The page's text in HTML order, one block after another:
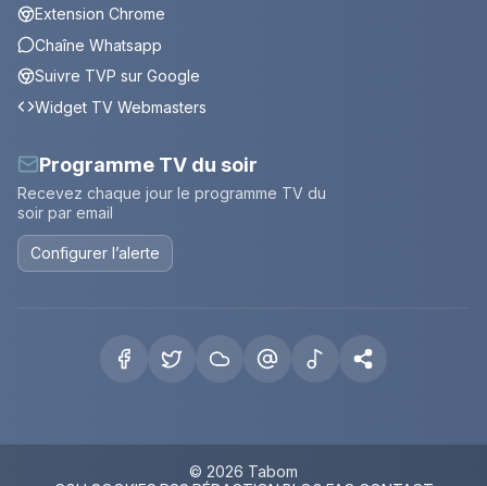
Extension Chrome
Chaîne Whatsapp
Suivre TVP sur Google
Widget TV Webmasters
Programme TV du soir
Recevez chaque jour le programme TV du
soir par email
Configurer l’alerte
© 2026 Tabom